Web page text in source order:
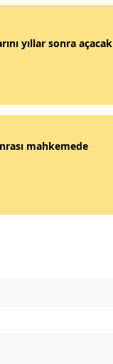
yıllar sonra açacak
mahkemede